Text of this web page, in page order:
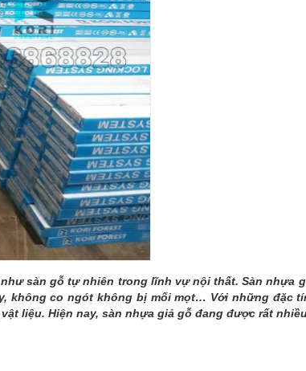
sàn gỗ tự nhiên trong lĩnh vự nội thất. Sàn nhựa
không co ngót không bị mối mọt… Với những đặc
liệu. Hiện nay, sàn nhựa giả gỗ đang được rất